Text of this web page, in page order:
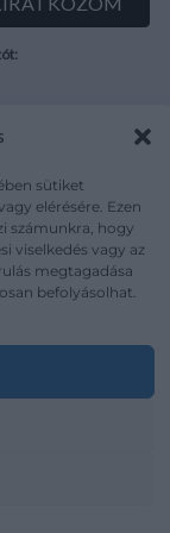
sütiket
elérésére. Ezen
számunkra, hogy
viselkedés vagy az
megtagadása
befolyásolhat.